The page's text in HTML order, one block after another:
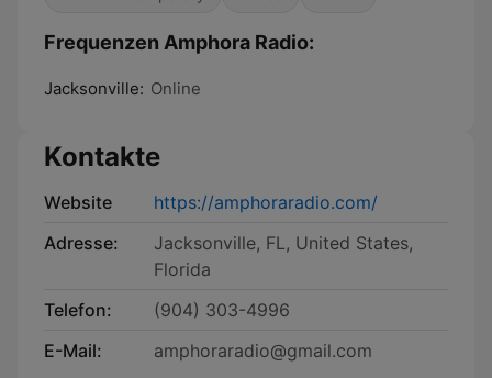
Frequenzen Amphora Radio:
Jacksonville: Online
Kontakte
Website
https://amphoraradio.com/
Adresse:
Jacksonville, FL, United States,
Florida
Telefon:
(904) 303-4996
E-Mail:
amphoraradio@gmail.com